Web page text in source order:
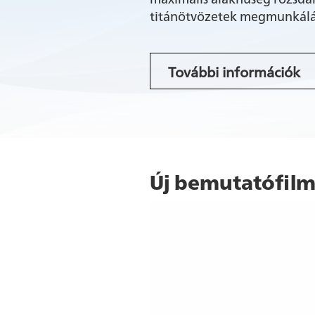
tevékenységekbe, valamint
További információk
elvezessük a FRAISA
Film megtekintése
titánötvözetek
További információk
Új